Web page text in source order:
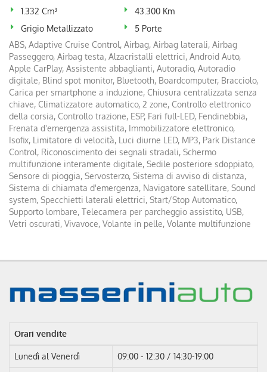
1.332 Cm³
43.300 Km
Grigio Metallizzato
5 Porte
ABS, Adaptive Cruise Control, Airbag, Airbag laterali, Airbag
Passeggero, Airbag testa, Alzacristalli elettrici, Android Auto,
Apple CarPlay, Assistente abbaglianti, Autoradio, Autoradio
digitale, Blind spot monitor, Bluetooth, Boardcomputer, Bracciolo,
Carica per smartphone a induzione, Chiusura centralizzata senza
chiave, Climatizzatore automatico, 2 zone, Controllo elettronico
della corsia, Controllo trazione, ESP, Fari full-LED, Fendinebbia,
Frenata d'emergenza assistita, Immobilizzatore elettronico,
Isofix, Limitatore di velocità, Luci diurne LED, MP3, Park Distance
Control, Riconoscimento dei segnali stradali, Schermo
multifunzione interamente digitale, Sedile posteriore sdoppiato,
Sensore di pioggia, Servosterzo, Sistema di avviso di distanza,
Sistema di chiamata d'emergenza, Navigatore satellitare, Sound
system, Specchietti laterali elettrici, Start/Stop Automatico,
Supporto lombare, Telecamera per parcheggio assistito, USB,
Vetri oscurati, Vivavoce, Volante in pelle, Volante multifunzione
Orari vendite
Lunedì al Venerdì 09:00 - 12:30 / 14:30-19:00
Salva
impostazioni